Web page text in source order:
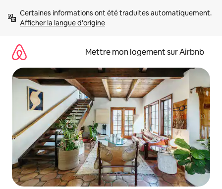
directement
Afficher la langue d'origine
Mettre mon logement sur Airbnb